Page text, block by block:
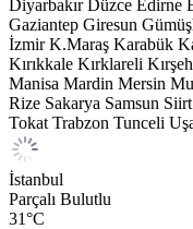
Diyarbakır Düzce Edirne
Gaziantep Giresun
İzmir K.Maraş Karabük
Kırıkkale Kırklareli
Manisa Mardin Mersin
Rize Sakarya Samsun Siirt
Tokat Trabzon Tunceli
İstanbul
Parçalı Bulutlu
31°C